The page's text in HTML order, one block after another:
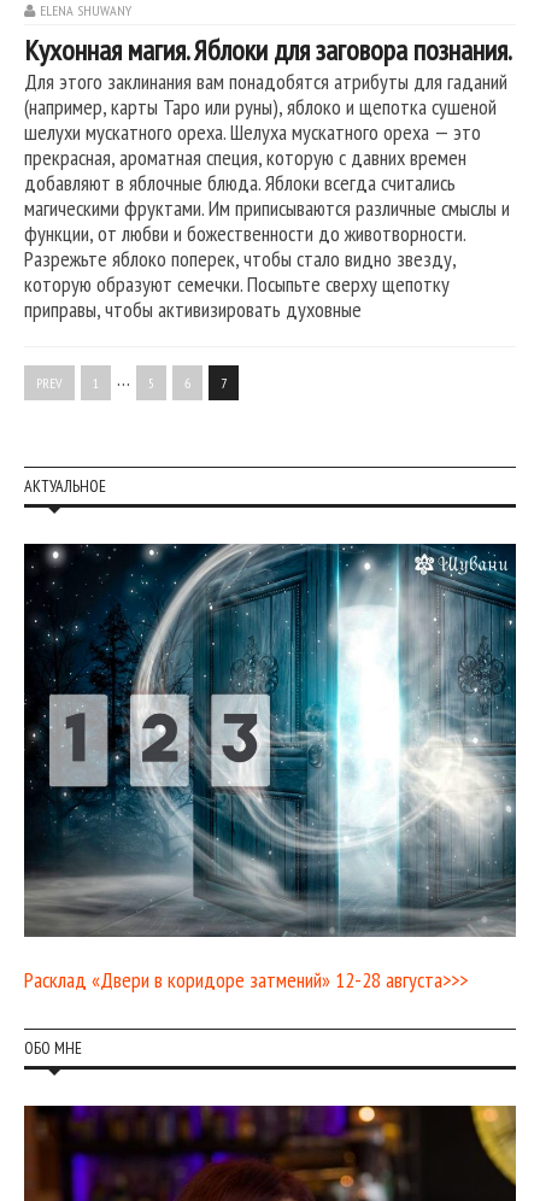
ELENA SHUWANY
Кухонная магия. Яблоки для заговора познания.
Для этого заклинания вам понадобятся атрибуты для гаданий
(например, карты Таро или руны), яблоко и щепотка сушеной
шелухи мускатного ореха. Шелуха мускатного ореха — это
прекрасная, ароматная специя, которую с давних времен
добавляют в яблочные блюда. Яблоки всегда считались
магическими фруктами. Им приписываются различные смыслы и
функции, от любви и божественности до животворности.
Разрежьте яблоко поперек, чтобы стало видно звезду,
которую образуют семечки. Посыпьте сверху щепотку
приправы, чтобы активизировать духовные
PREV 1 … 5 6 7
АКТУАЛЬНОЕ
Расклад «Двери в коридоре затмений» 12-28 августа>>>
ОБО МНЕ